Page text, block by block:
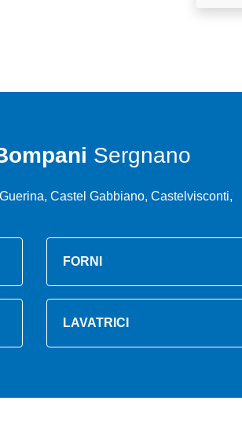
Sergnano
Castel Gabbiano, Castelvisconti,
FORNI
LAVATRICI